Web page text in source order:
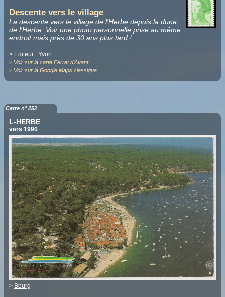
Descente vers le village
La descente vers le village de l'Herbe depuis la dune
de l'Herbe. Voir une photo personnelle prise au même
endroit mais près de 30 ans plus tard !
> Editeur : Yvon
> Voir sur la carte Ferret d'Avant
> Voir sur la Google Maps classique
Carte n° 252
L-HERBE
vers 1990
> Bourg